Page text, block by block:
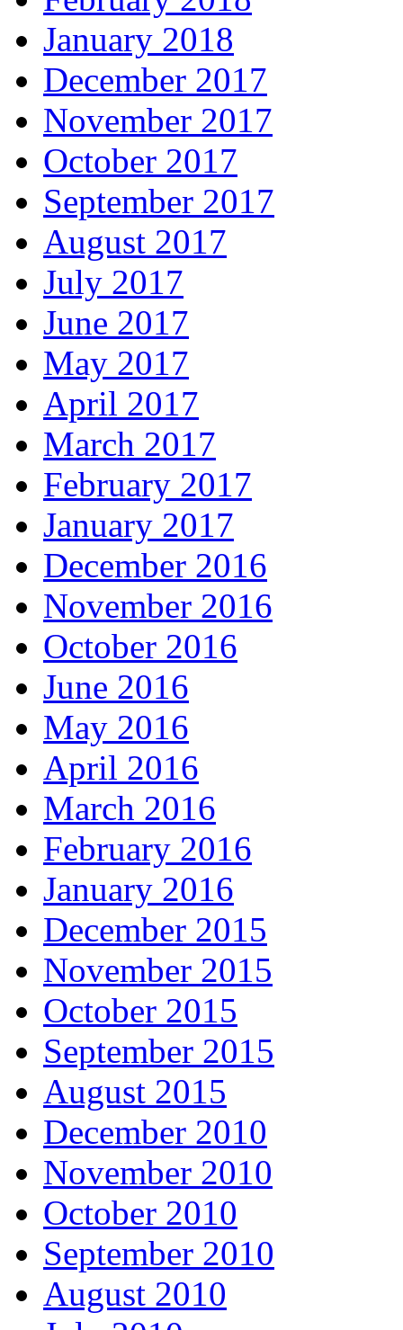
January 2018
December 2017
November 2017
October 2017
September 2017
August 2017
July 2017
June 2017
May 2017
April 2017
March 2017
February 2017
January 2017
December 2016
November 2016
October 2016
June 2016
May 2016
April 2016
March 2016
February 2016
January 2016
December 2015
November 2015
October 2015
September 2015
August 2015
December 2010
November 2010
October 2010
September 2010
August 2010